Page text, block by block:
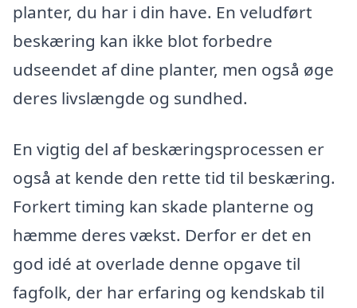
planter, du har i din have. En veludført
beskæring kan ikke blot forbedre
udseendet af dine planter, men også øge
deres livslængde og sundhed.
En vigtig del af beskæringsprocessen er
også at kende den rette tid til beskæring.
Forkert timing kan skade planterne og
hæmme deres vækst. Derfor er det en
god idé at overlade denne opgave til
fagfolk, der har erfaring og kendskab til